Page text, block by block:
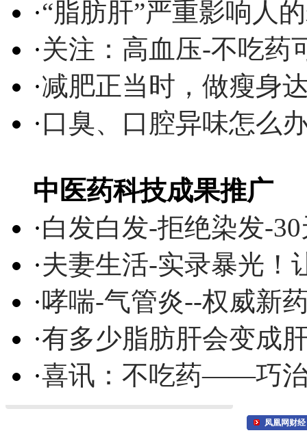
·“脂肪肝”严重影响人
·关注：高血压-不吃药
·减肥正当时，做瘦身
·口臭、口腔异味怎么
中医药科技成果推广
·白发白发-拒绝染发-
·夫妻生活-实录暴光！
·哮喘-气管炎--权威新
·有多少脂肪肝会变成
·喜讯：不吃药——巧
凤凰网财经